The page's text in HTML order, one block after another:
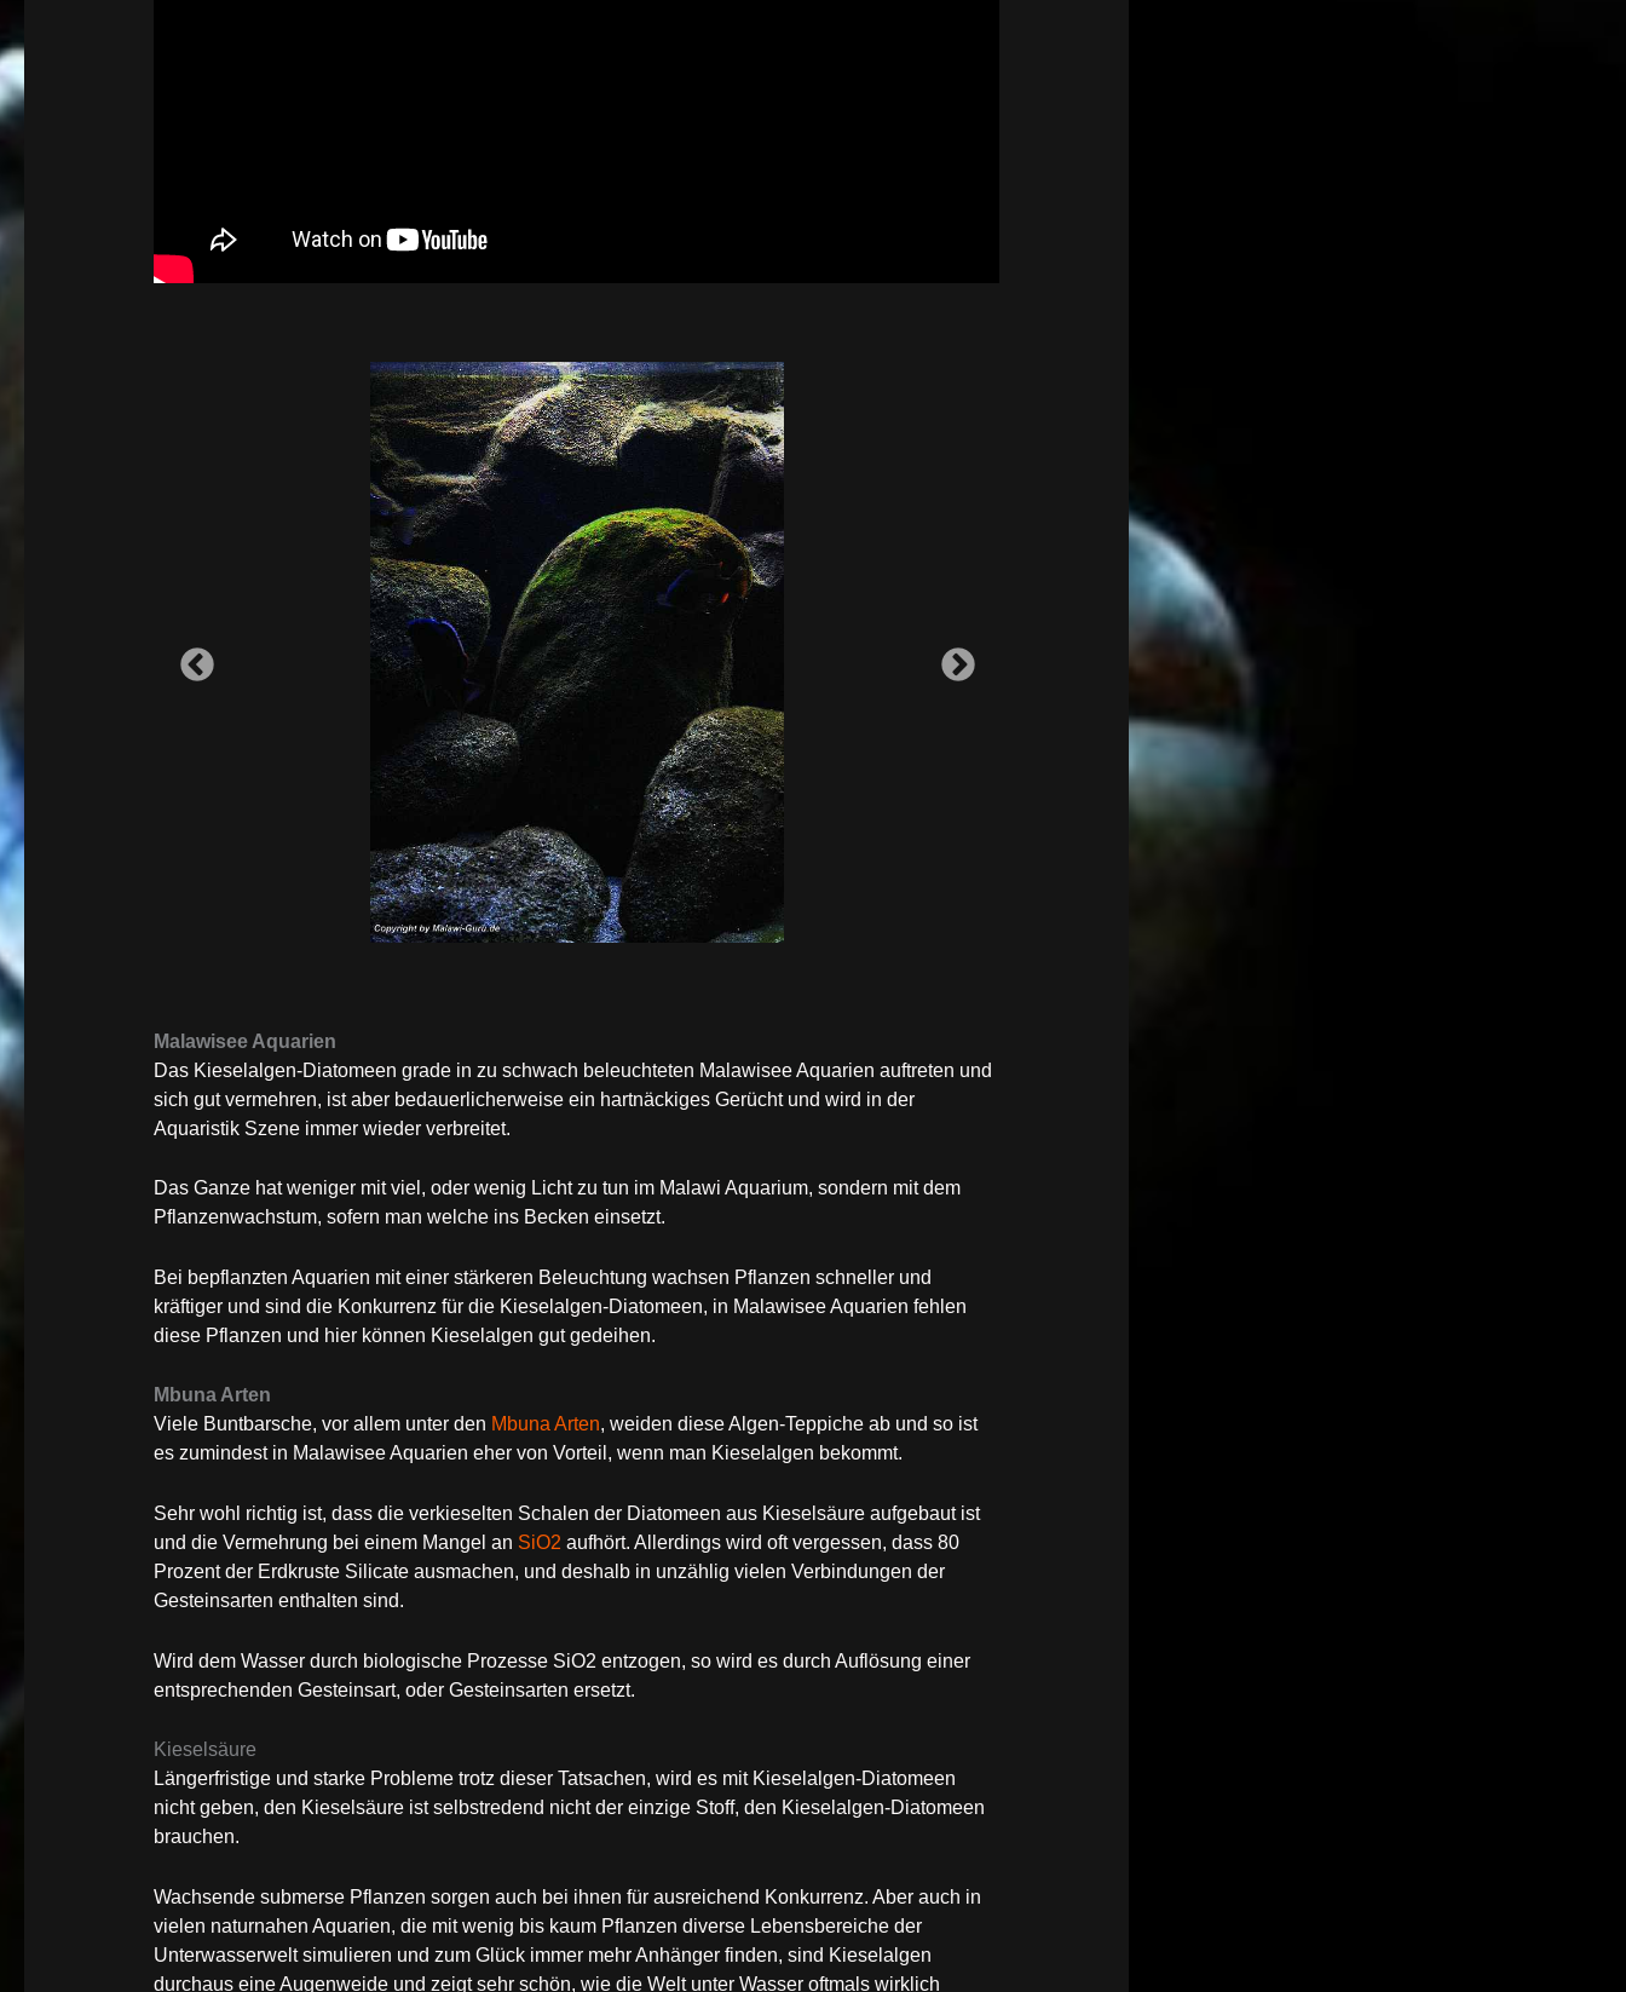
Malawisee Aquarien
Das Kieselalgen-Diatomeen grade in zu schwach beleuchteten Malawisee Aquarien auftreten und
sich gut vermehren, ist aber bedauerlicherweise ein hartnäckiges Gerücht und wird in der
Aquaristik Szene immer wieder verbreitet.
Das Ganze hat weniger mit viel, oder wenig Licht zu tun im Malawi Aquarium, sondern mit dem
Pflanzenwachstum, sofern man welche ins Becken einsetzt.
Bei bepflanzten Aquarien mit einer stärkeren Beleuchtung wachsen Pflanzen schneller und
kräftiger und sind die Konkurrenz für die Kieselalgen-Diatomeen, in Malawisee Aquarien fehlen
diese Pflanzen und hier können Kieselalgen gut gedeihen.
Mbuna Arten
Viele Buntbarsche, vor allem unter den Mbuna Arten, weiden diese Algen-Teppiche ab und so ist
es zumindest in Malawisee Aquarien eher von Vorteil, wenn man Kieselalgen bekommt.
Sehr wohl richtig ist, dass die verkieselten Schalen der Diatomeen aus Kieselsäure aufgebaut ist
und die Vermehrung bei einem Mangel an SiO2 aufhört. Allerdings wird oft vergessen, dass 80
Prozent der Erdkruste Silicate ausmachen, und deshalb in unzählig vielen Verbindungen der
Gesteinsarten enthalten sind.
Wird dem Wasser durch biologische Prozesse SiO2 entzogen, so wird es durch Auflösung einer
entsprechenden Gesteinsart, oder Gesteinsarten ersetzt.
Kieselsäure
Längerfristige und starke Probleme trotz dieser Tatsachen, wird es mit Kieselalgen-Diatomeen
nicht geben, den Kieselsäure ist selbstredend nicht der einzige Stoff, den Kieselalgen-Diatomeen
brauchen.
Wachsende submerse Pflanzen sorgen auch bei ihnen für ausreichend Konkurrenz. Aber auch in
vielen naturnahen Aquarien, die mit wenig bis kaum Pflanzen diverse Lebensbereiche der
Unterwasserwelt simulieren und zum Glück immer mehr Anhänger finden, sind Kieselalgen
durchaus eine Augenweide und zeigt sehr schön, wie die Welt unter Wasser oftmals wirklich